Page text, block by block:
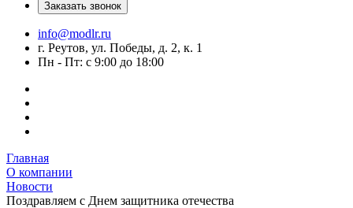
Заказать звонок
info@modlr.ru
г. Реутов, ул. Победы, д. 2, к. 1
Пн - Пт: с 9:00 до 18:00
Главная
О компании
Новости
Поздравляем с Днем защитника отечества